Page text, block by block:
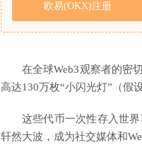
欧易(OKX)注册
在全球Web3观察者的密
高达130万枚“小闪光灯”（假
这些代币一次性存入世
轩然大波，成为社交媒体和